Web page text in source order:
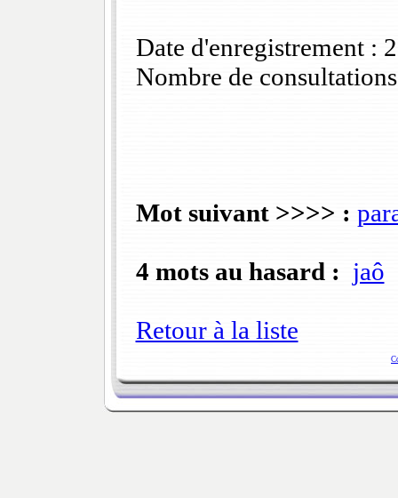
Date d'enregistrement :
Nombre de
Mot suivant >>>> :
4 mots au hasard : jaô
Retour à la liste